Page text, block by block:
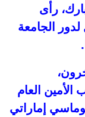
رأى
الجامعة
العام
إماراتي